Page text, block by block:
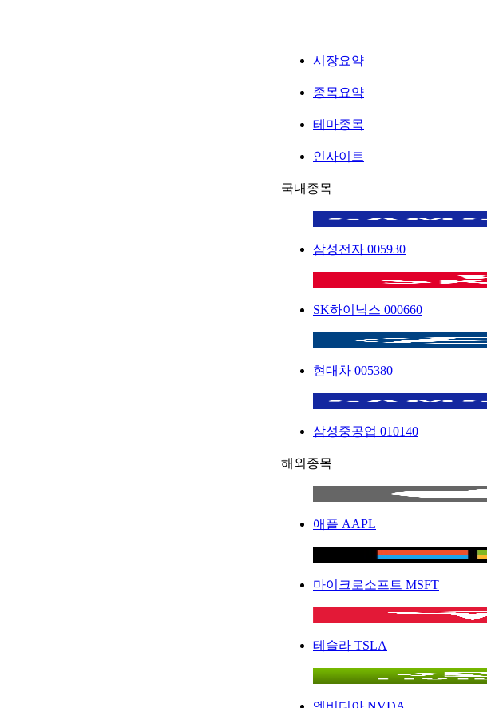
시장요약
종목요약
테마종목
인사이트
국내종목
삼성전자 005930
SK하이닉스 000660
현대차 005380
삼성중공업 010140
해외종목
애플 AAPL
마이크로소프트 MSFT
테슬라 TSLA